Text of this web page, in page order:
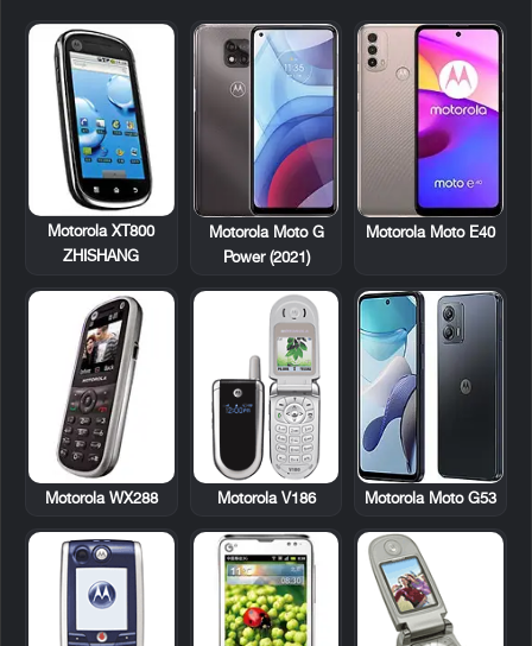
Motorola Moto E40
Motorola Moto G
Power (2021)
Motorola XT800
ZHISHANG
Motorola Moto G53
Motorola V186
Motorola WX288